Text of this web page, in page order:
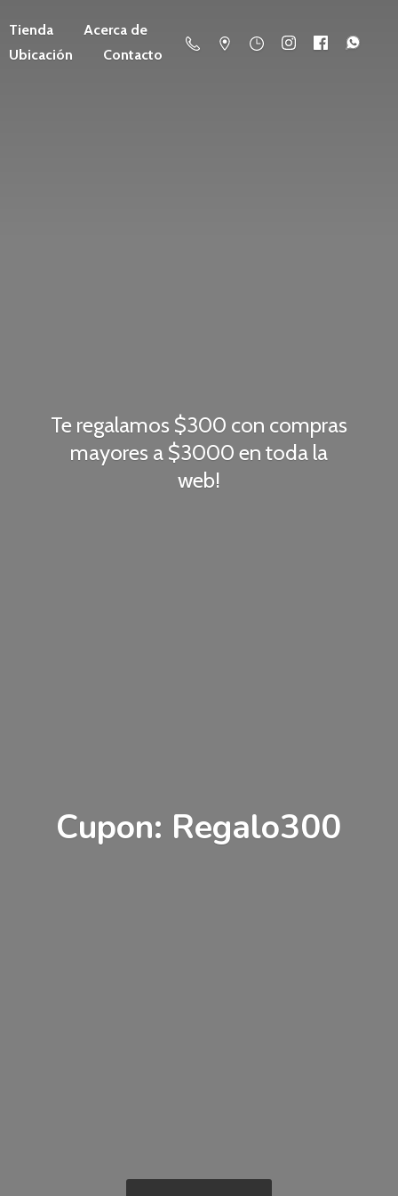
Tienda
Acerca de
Ubicación
Contacto
Cupon: Regalo300
Te regalamos $300 con compras
mayores a $3000 en toda la
web!